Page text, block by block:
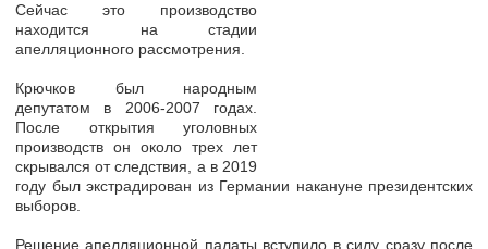
Сейчас это производство
находится на стадии
апелляционного рассмотрения.
Крючков был народным
депутатом в 2006-2007 годах.
После открытия уголовных
производств он около трех лет
скрывался от следствия, а в 2019
году был экстрадирован из Германии накануне президентских
выборов.
Решение апелляционной палаты вступило в силу сразу после